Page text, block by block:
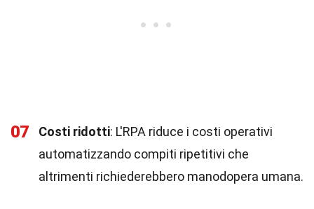
07 Costi ridotti: L'RPA riduce i costi operativi
automatizzando compiti ripetitivi che
altrimenti richiederebbero manodopera umana.